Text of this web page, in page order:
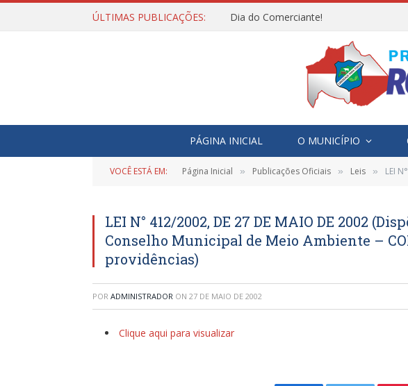
ÚLTIMAS PUBLICAÇÕES: Dia do Comerciante!
PÁGINA INICIAL O MUNICÍPIO
VOCÊ ESTÁ EM: Página Inicial » Publicações Oficiais » Leis » LEI N°
LEI N° 412/2002, DE 27 DE MAIO DE 2002
Conselho Municipal de Meio Ambiente –
providências)
POR ADMINISTRADOR ON 27 DE MAIO DE 2002
Clique aqui para visualizar